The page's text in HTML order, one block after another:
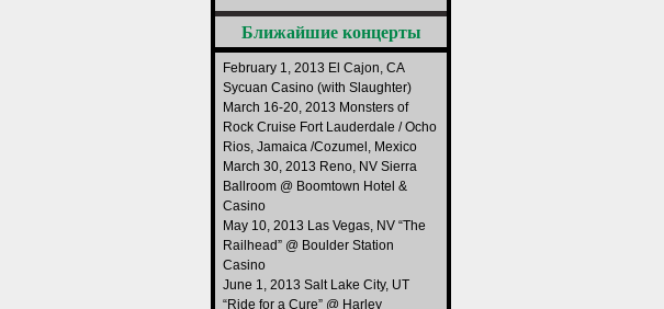
Ближайшие концерты
February 1, 2013 El Cajon, CA
Sycuan Casino (with Slaughter)
March 16-20, 2013 Monsters of
Rock Cruise Fort Lauderdale / Ocho
Rios, Jamaica /Cozumel, Mexico
March 30, 2013 Reno, NV Sierra
Ballroom @ Boomtown Hotel &
Casino
May 10, 2013 Las Vegas, NV “The
Railhead” @ Boulder Station
Casino
June 1, 2013 Salt Lake City, UT
“Ride for a Cure” @ Harley